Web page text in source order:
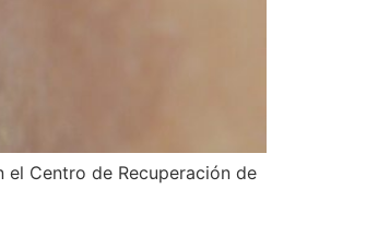
Centro de Recuperación de